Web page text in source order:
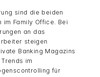
sind die beiden
im Family Office. Bei
an das
steigen
Banking Magazins
im
für